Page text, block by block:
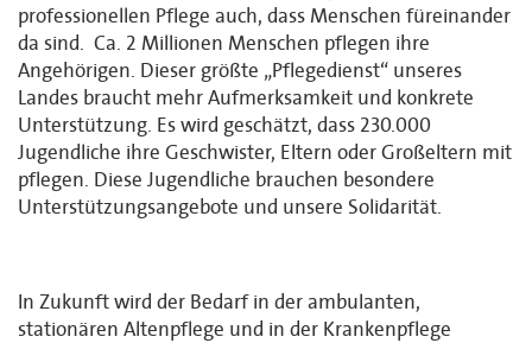
professionellen Pflege auch, dass Menschen füreinander
da sind. Ca. 2 Millionen Menschen pflegen ihre
Angehörigen. Dieser größte „Pflegedienst“ unseres
Landes braucht mehr Aufmerksamkeit und konkrete
Unterstützung. Es wird geschätzt, dass 230.000
Jugendliche ihre Geschwister, Eltern oder Großeltern mit
pflegen. Diese Jugendliche brauchen besondere
Unterstützungsangebote und unsere Solidarität.
In Zukunft wird der Bedarf in der ambulanten,
stationären Altenpflege und in der Krankenpflege